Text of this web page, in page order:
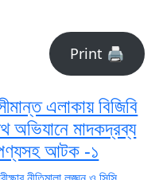
Print 🖨
এলাকায় বিজিবি
অভিযানে মাদকদ্রব্য
আটক -১